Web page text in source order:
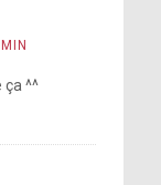
ça ^^